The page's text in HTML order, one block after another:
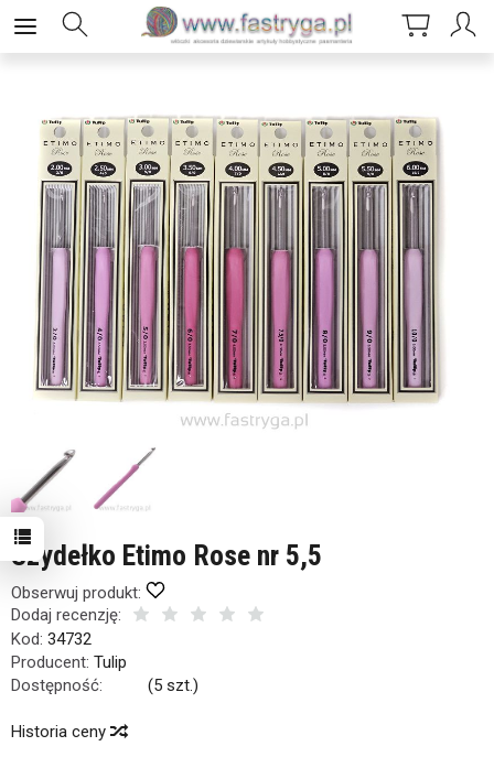
Szydełko Etimo Rose nr 5,5
Obserwuj produkt:
Dodaj recenzję:
Kod: 34732
Producent: Tulip
Dostępność:
(5 szt.)
Historia ceny